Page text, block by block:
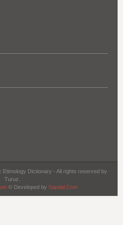
Etimology Dictionary - All rights reserved by
Turuz.
© Developed by Sapdal.Com